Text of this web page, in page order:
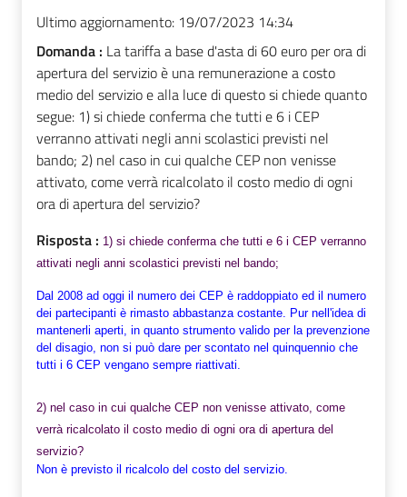
Ultimo aggiornamento: 19/07/2023 14:34
Domanda : La tariffa a base d'asta di 60 euro per ora di
apertura del servizio è una remunerazione a costo
medio del servizio e alla luce di questo si chiede quanto
segue: 1) si chiede conferma che tutti e 6 i CEP
verranno attivati negli anni scolastici previsti nel
bando; 2) nel caso in cui qualche CEP non venisse
attivato, come verrà ricalcolato il costo medio di ogni
ora di apertura del servizio?
Risposta : 1) si chiede conferma che tutti e 6 i CEP verranno
attivati negli anni scolastici previsti nel bando;
Dal 2008 ad oggi il numero dei CEP è raddoppiato ed il numero
dei partecipanti è rimasto abbastanza costante. Pur nell'idea di
mantenerli aperti, in quanto strumento valido per la prevenzione
del disagio, non si può dare per scontato nel quinquennio che
tutti i 6 CEP vengano sempre riattivati.
2) nel caso in cui qualche CEP non venisse attivato, come
verrà ricalcolato il costo medio di ogni ora di apertura del
servizio?
Non è previsto il ricalcolo del costo del servizio.